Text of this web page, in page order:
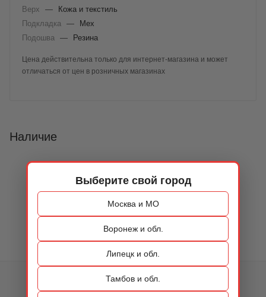
Выберите свой город
Москва и МО
Воронеж и обл.
Липецк и обл.
Тамбов и обл.
Верх
—
Кожа и текстиль
Подкладка
—
Мех
Подошва
— Резина
Цена действительна только для интернет-магазина и может
отличаться от цен в розничных магазинах
Наличие
КАТАЛОГ